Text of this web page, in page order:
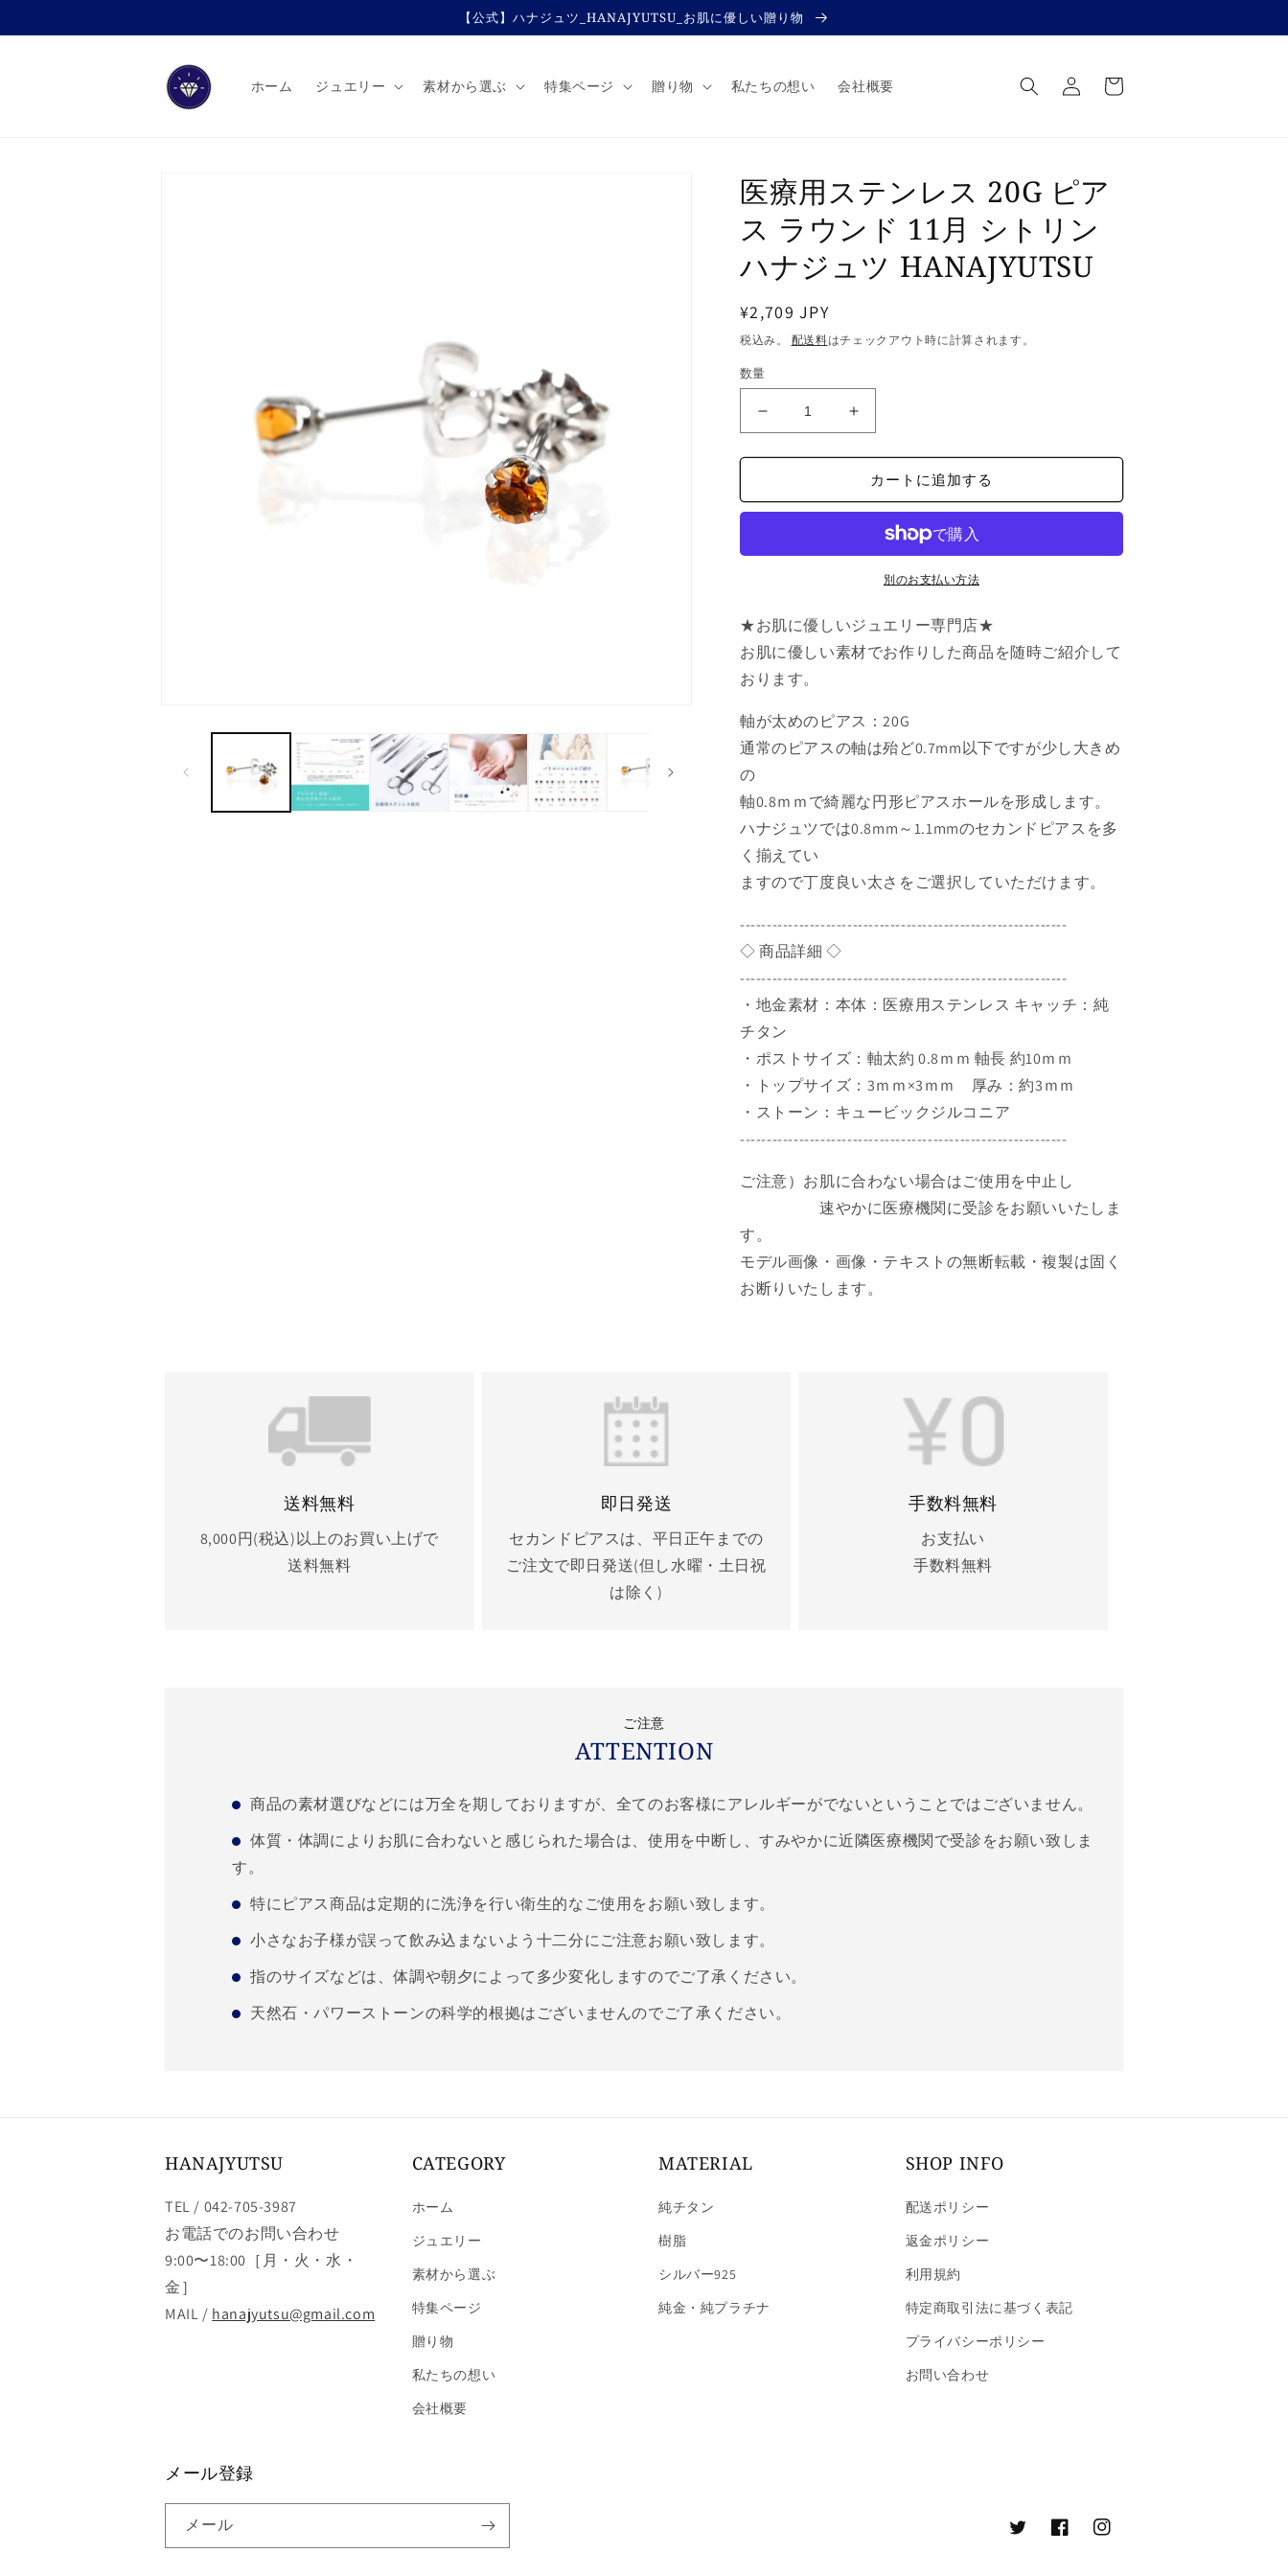
進む
【公式】ハナジュツ_HANAJYUTSU_お肌に優しい贈り物
ホーム ジュエリー 素材から選ぶ 特集ページ 贈り物 私たちの想い 会社概要
グ
イ
ー
医療用ステンレス 20G ピア
ス ラウンド 11月 シトリン
ハナジュツ HANAJYUTSU
通
常
価
格
¥2,709 JPY
税込み。 配送料はチェックアウト時に計算されます。
数量
テ
レ
ピ
ア
ス
ウ
ン
月
シ
ト
リ
ハ
ナ
ツ
HANAJYUTSU
の
数
量
を
ら
す
医
テ
レ
ピ
ア
ウ
ン
月
シ
リ
ハ
ツ
の
数
や
す
カートに追加する
別のお支払い方法
★お肌に優しいジュエリー専門店★
お肌に優しい素材でお作りした商品を随時ご紹介して
おります。
軸が太めのピアス：20G
通常のピアスの軸は殆ど0.7mm以下ですが少し大きめ
の
軸0.8ｍｍで綺麗な円形ピアスホールを形成します。
ハナジュツでは0.8mm～1.1mmのセカンドピアスを多
く揃えてい
ますので丁度良い太さをご選択していただけます。
-------------------------------------------------------------
◇ 商品詳細 ◇
-------------------------------------------------------------
・地金素材：本体：医療用ステンレス キャッチ：純
チタン
・ポストサイズ：軸太約 0.8ｍｍ 軸長 約10ｍｍ
・トップサイズ：3ｍｍ×3ｍｍ 厚み：約3ｍｍ
・ストーン：キュービックジルコニア
-------------------------------------------------------------
ご注意）お肌に合わない場合はご使用を中止し
速やかに医療機関に受診をお願いいたしま
す。
モデル画像・画像・テキストの無断転載・複製は固く
お断りいたします。
送料無料
8,000円(税込)以上のお買い上げで
送料無料
即日発送
セカンドピアスは、平日正午までの
ご注文で即日発送(但し水曜・土日祝
は除く)
手数料無料
お支払い
手数料無料
ご注意
ATTENTION
商品の素材選びなどには万全を期しておりますが、全てのお客様にアレルギーがでないということではございません。
体質・体調によりお肌に合わないと感じられた場合は、使用を中断し、すみやかに近隣医療機関で受診をお願い致しま
す。
特にピアス商品は定期的に洗浄を行い衛生的なご使用をお願い致します。
小さなお子様が誤って飲み込まないよう十二分にご注意お願い致します。
指のサイズなどは、体調や朝夕によって多少変化しますのでご了承ください。
天然石・パワーストーンの科学的根拠はございませんのでご了承ください。
HANAJYUTSU
TEL / 042-705-3987
お電話でのお問い合わせ
9:00〜18:00［月・火・水・
金］
MAIL / hanajyutsu@gmail.com
CATEGORY
ホーム
ジュエリー
素材から選ぶ
特集ページ
贈り物
私たちの想い
会社概要
MATERIAL
純チタン
樹脂
シルバー925
純金・純プラチナ
SHOP INFO
配送ポリシー
返金ポリシー
利用規約
特定商取引法に基づく表記
プライバシーポリシー
お問い合わせ
メール登録
メール
TwitterFacebookInstagram